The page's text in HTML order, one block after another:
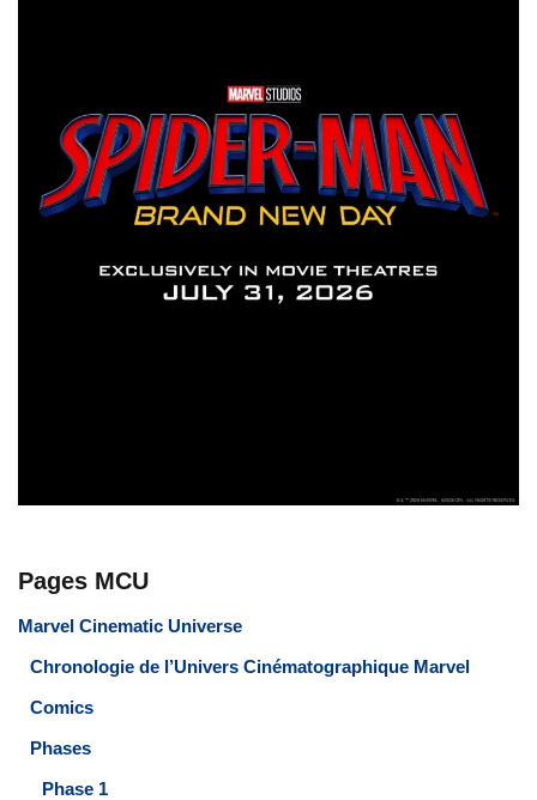
Pages MCU
Marvel Cinematic Universe
Chronologie de l’Univers Cinématographique Marvel
Comics
Phases
Phase 1